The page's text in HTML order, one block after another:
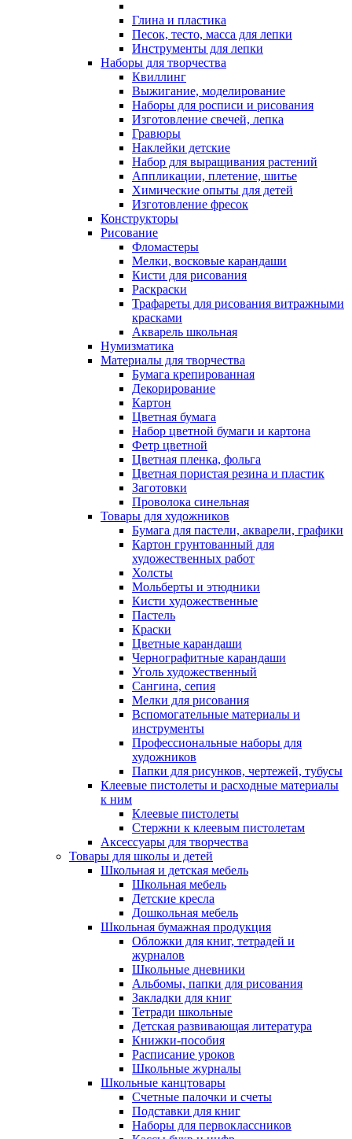
Глина и пластика
Песок, тесто, масса для лепки
Инструменты для лепки
Наборы для творчества
Квиллинг
Выжигание, моделирование
Наборы для росписи и рисования
Изготовление свечей, лепка
Гравюры
Наклейки детские
Набор для выращивания растений
Аппликации, плетение, шитье
Химические опыты для детей
Изготовление фресок
Конструкторы
Рисование
Фломастеры
Мелки, восковые карандаши
Кисти для рисования
Раскраски
Трафареты для рисования витражными
красками
Акварель школьная
Нумизматика
Материалы для творчества
Бумага крепированная
Декорирование
Картон
Цветная бумага
Набор цветной бумаги и картона
Фетр цветной
Цветная пленка, фольга
Цветная пористая резина и пластик
Заготовки
Проволока синельная
Товары для художников
Бумага для пастели, акварели, графики
Картон грунтованный для
художественных работ
Холсты
Мольберты и этюдники
Кисти художественные
Пастель
Краски
Цветные карандаши
Чернографитные карандаши
Уголь художественный
Сангина, сепия
Мелки для рисования
Вспомогательные материалы и
инструменты
Профессиональные наборы для
художников
Папки для рисунков, чертежей, тубусы
Клеевые пистолеты и расходные материалы
к ним
Клеевые пистолеты
Стержни к клеевым пистолетам
Аксессуары для творчества
Товары для школы и детей
Школьная и детская мебель
Школьная мебель
Детские кресла
Дошкольная мебель
Школьная бумажная продукция
Обложки для книг, тетрадей и
журналов
Школьные дневники
Альбомы, папки для рисования
Закладки для книг
Тетради школьные
Детская развивающая литература
Книжки-пособия
Расписание уроков
Школьные журналы
Школьные канцтовары
Счетные палочки и счеты
Подставки для книг
Наборы для первоклассников